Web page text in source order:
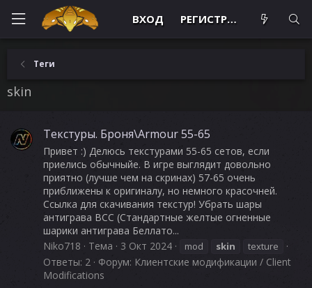
ВХОД РЕГИСТРАЦИЯ
Теги
skin
Текстуры. Броня\Armour 55-65
Привет :) Делюсь текстурами 55-65 сетов, если
приелись обычныйе. В игре выглядит довольно
приятно (лучше чем на скринах) 57-65 очень
приближены к оригиналу, но немного красочней.
Ссылка для скачивания текстур! Убрать шары
антиграва BCC (Стандартные желтые огненные
шарики антиграва Беллато...
Niko718
Тема 3 Окт 2024 mod skin texture
Ответы: 2 Форум: Клиентские модификации / Client
Modifications